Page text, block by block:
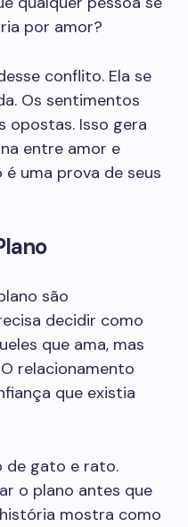
por amor?
conflito. Ela se
Os sentimentos
opostas. Isso gera
entre amor e
é uma prova de seus
são
decidir como
que ama, mas
relacionamento
que existia
de gato e rato.
o plano antes que
mostra como